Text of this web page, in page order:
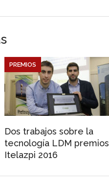
Dos trabajos sobre la
tecnología LDM premios
Itelazpi 2016
PREMIOS